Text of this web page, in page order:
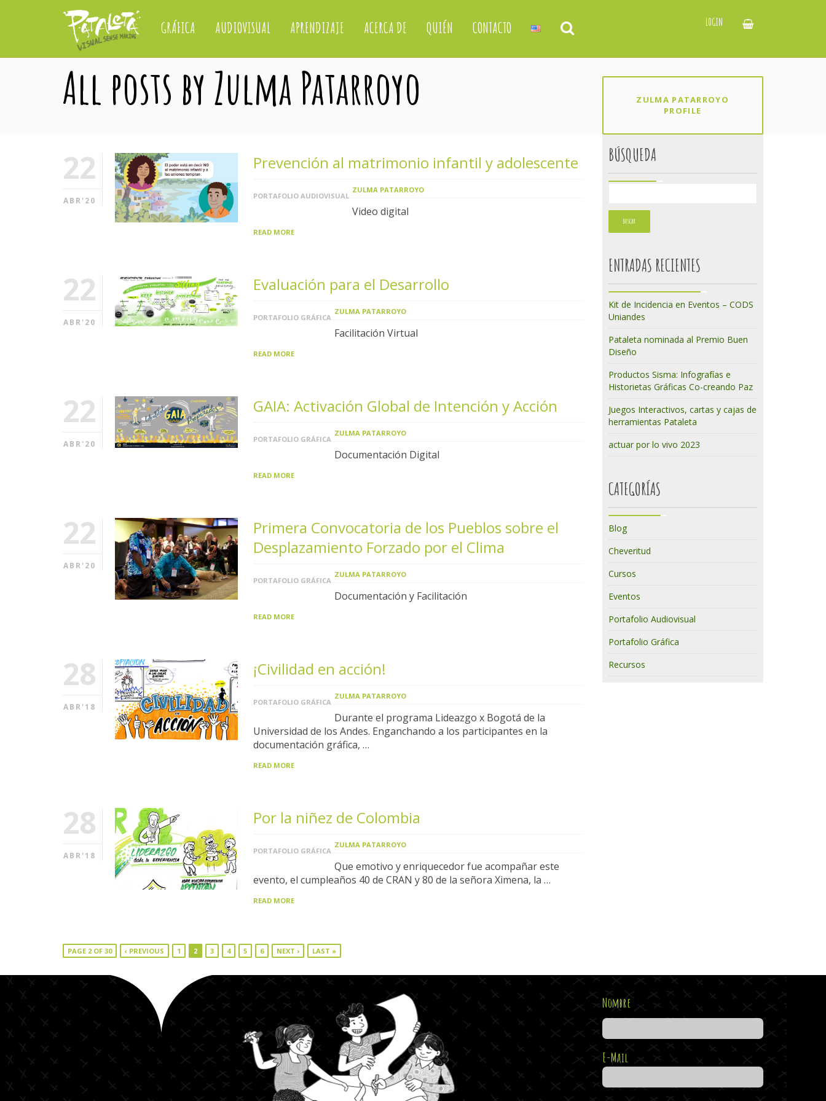
GRÁFICA AUDIOVISUAL APRENDIZAJE ACERCA DE QUIÉN CONTACTO LOGIN
All posts by Zulma Patarroyo
ZULMA PATARROYO
PROFILE
22
ABR'20
Prevención al matrimonio infantil y adolescente
PORTAFOLIO AUDIOVISUAL
ZULMA PATARROYO
Video digital
READ MORE
22
ABR'20
Evaluación para el Desarrollo
PORTAFOLIO GRÁFICA
ZULMA PATARROYO
Facilitación Virtual
READ MORE
22
ABR'20
GAIA: Activación Global de Intención y Acción
PORTAFOLIO GRÁFICA
ZULMA PATARROYO
Documentación Digital
READ MORE
22
ABR'20
Primera Convocatoria de los Pueblos sobre el
Desplazamiento Forzado por el Clima
PORTAFOLIO GRÁFICA
ZULMA PATARROYO
Documentación y Facilitación
READ MORE
28
ABR'18
¡Civilidad en acción!
PORTAFOLIO GRÁFICA
ZULMA PATARROYO
Durante el programa Lideazgo x Bogotá de la
Universidad de los Andes. Enganchando a los participantes en la
documentación gráfica, …
READ MORE
28
ABR'18
Por la niñez de Colombia
PORTAFOLIO GRÁFICA
ZULMA PATARROYO
Que emotivo y enriquecedor fue acompañar este
evento, el cumpleaños 40 de CRAN y 80 de la señora Ximena, la …
READ MORE
PAGE 2 OF 30 ‹ PREVIOUS 1 2 3 4 5 6 NEXT › LAST »
BÚSQUEDA
ENTRADAS RECIENTES
Kit de Incidencia en Eventos – CODS
Uniandes
Pataleta nominada al Premio Buen
Diseño
Productos Sisma: Infografías e
Historietas Gráficas Co-creando Paz
Juegos Interactivos, cartas y cajas de
herramientas Pataleta
actuar por lo vivo 2023
CATEGORÍAS
Blog
Cheveritud
Cursos
Eventos
Portafolio Audiovisual
Portafolio Gráfica
Recursos
Nombre
E-Mail